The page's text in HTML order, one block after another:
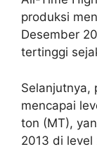
produksi
Desember
tertinggi
Selanjutnya,
mencapai
ton (MT),
2013 di level